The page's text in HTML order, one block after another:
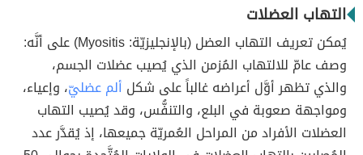
التهاب العضلات
يُمكن تعريف التهاب العضل (بالإنجليزيّة: Myositis) على أنَّه:
وصف عامّ للالتهاب المُزمن الذي يُصيب عضلات الجسم،
والذي تظهر أوَّل أعراضه غالباً على شكل ألم عضليّ، وإعياء،
ومواجهة صعوبة في البلع، والتنفُّس، وقد يُصيب التهاب
العضلات الأفراد من المراحل العُمريّة جميعها، إذ يُقدَّر عدد